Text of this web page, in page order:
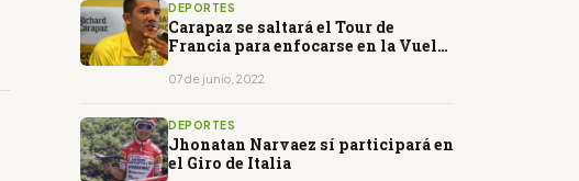
DEPORTES
Carapaz se saltará el Tour de
Francia para enfocarse en la Vuelta
07 de junio, 2022
DEPORTES
Jhonatan Narvaez sí participará en
el Giro de Italia